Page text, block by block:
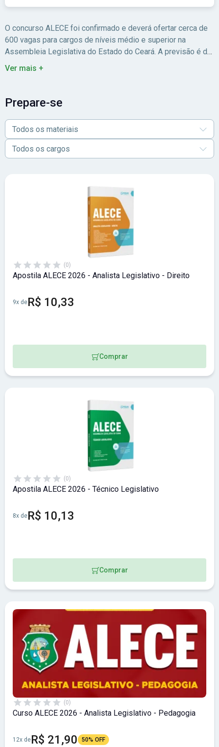
O concurso ALECE foi confirmado e deverá ofertar cerca de
600 vagas para cargos de níveis médio e superior na
Assembleia Legislativa do Estado do Ceará. A previsão é de
que o edital seja publicado em maio de 2026, conforme
do concurso ALECE, que reúne detalhes sobre a situação
atual do certame, cargos previstos, remuneração, etapas da
seleção e demais atualizações. E para iniciar a preparação,
confira também os materiais preparatórios para o concurso
ALECE.
Ver mais +
Prepare-se
Todos os materiais
Todos os cargos
(0)
Apostila ALECE 2026 - Analista Legislativo - Direito
9x deR$ 10,33
Comprar
(0)
Apostila ALECE 2026 - Técnico Legislativo
8x deR$ 10,13
Comprar
(0)
Curso ALECE 2026 - Analista Legislativo - Pedagogia
12x deR$ 21,90 50% OFF